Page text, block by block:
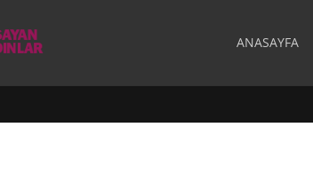
ANASAYFA